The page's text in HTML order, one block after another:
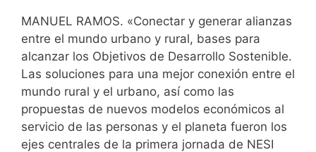
MANUEL RAMOS. «Conectar y generar alianzas
entre el mundo urbano y rural, bases para
alcanzar los Objetivos de Desarrollo Sostenible.
Las soluciones para una mejor conexión entre el
mundo rural y el urbano, así como las
propuestas de nuevos modelos económicos al
servicio de las personas y el planeta fueron los
ejes centrales de la primera jornada de NESI